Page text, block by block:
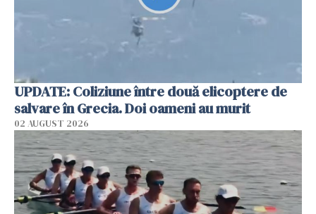
UPDATE: Coliziune între două elicoptere de
salvare în Grecia. Doi oameni au murit
02 AUGUST 2026